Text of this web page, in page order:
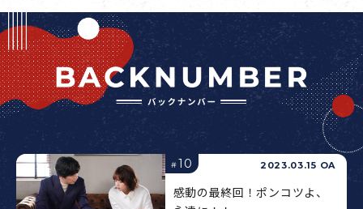
# 10 2023.03.15 OA
感動の最終回！ポンコツよ、